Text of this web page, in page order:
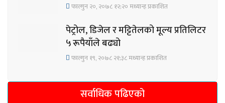
फाल्गुन २०, २०७८ १२;२० मध्यान्ह प्रकाशित
पेट्रोल, डिजेल र मट्टितेलको मूल्य प्रतिलिटर
५ रूपैयाँले बढ्यो
फाल्गुन १९, २०७८ २१;३८ मध्यान्ह प्रकाशित
सर्वाधिक पढिएको